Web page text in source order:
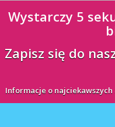
Wystarczy 5
Zapisz się do
Informacje o najciekawszych